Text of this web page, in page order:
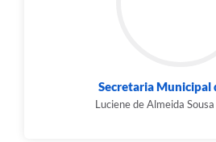
Secretaria Municipal
Luciene de Almeida